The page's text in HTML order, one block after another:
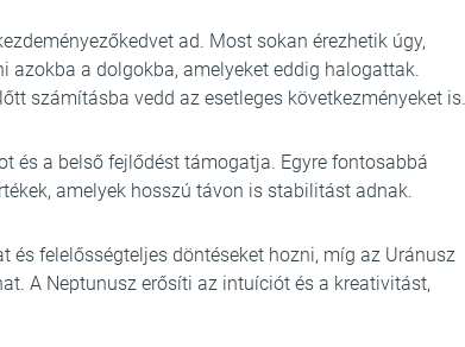
ad. Most sokan érezhetik úgy,
azokba a dolgokba, amelyeket eddig halogattak.
számításba vedd az esetleges következményeket is.
és a belső fejlődést támogatja. Egyre fontosabbá
amelyek hosszú távon is stabilitást adnak.
és felelősségteljes döntéseket hozni, míg az Uránusz
A Neptunusz erősíti az intuíciót és a kreativitást,